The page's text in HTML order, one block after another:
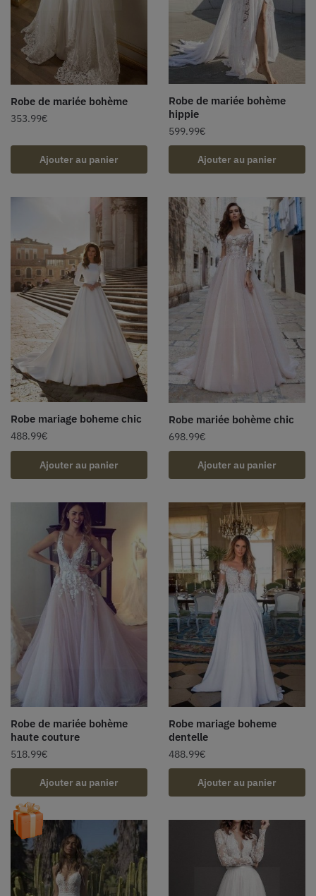
Robe de mariée bohème
353.99€
Ajouter au panier
Robe de mariée bohème
hippie
599.99€
Ajouter au panier
Robe mariage boheme chic
488.99€
Ajouter au panier
Robe mariée bohème chic
698.99€
Ajouter au panier
Robe de mariée bohème
haute couture
518.99€
Ajouter au panier
Robe mariage boheme
dentelle
488.99€
Ajouter au panier